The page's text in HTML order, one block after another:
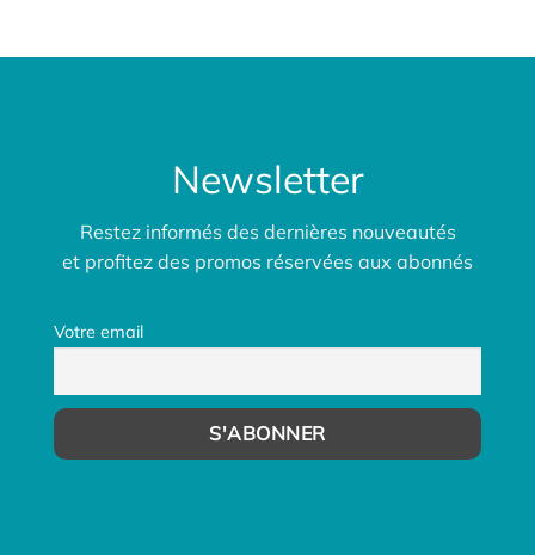
Newsletter
Restez informés des dernières nouveautés
et profitez des promos réservées aux abonnés
Votre email